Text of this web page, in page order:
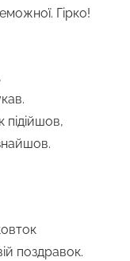
Гірко!
поздравок.